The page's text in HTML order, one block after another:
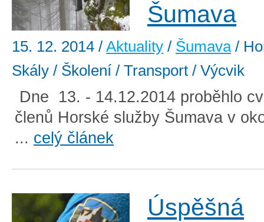
Šumava
15. 12. 2014 / Aktuality / Šumava/
Skály / Školení / Transport / Výcvik
Dne 13. - 14.12.2014 proběhlo
členů Horské služby Šumava v
... celý článek
Úspěšná